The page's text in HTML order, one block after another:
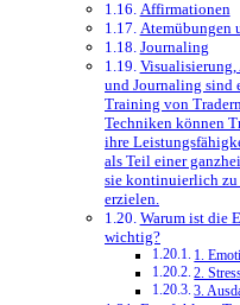
Affirmationen
Atemübungen
Journaling
und Journaling sind
Training von
Techniken können
ihre
als Teil einer
sie kontinuierlich zu
erzielen.
Warum ist die
wichtig?
1.
2.
3.